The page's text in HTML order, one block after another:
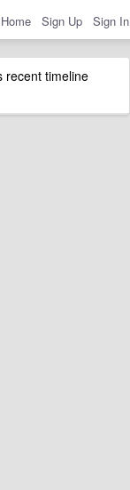
Home Sign Up Sign In
recent timeline